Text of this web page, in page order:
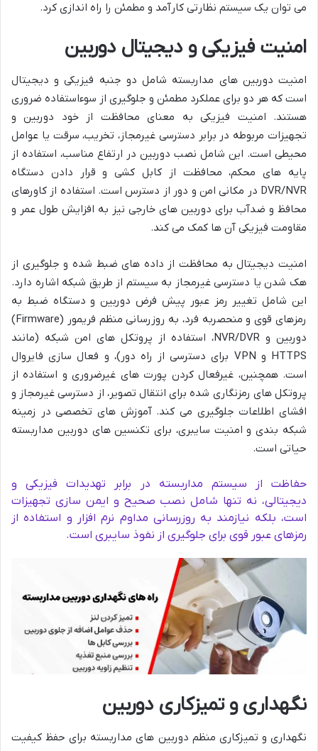
می توان یک سیستم نظارتی کارآمد و مطمئن را راه اندازی کرد.
امنیت فیزیکی و دیجیتال دوربین
امنیت دوربین های مداربسته شامل دو جنبه فیزیکی و دیجیتال
است که هر دو برای عملکرد مطمئن و جلوگیری از سوءاستفاده ضروری
هستند. امنیت فیزیکی به معنای محافظت از خود دوربین و
تجهیزات مربوطه در برابر دسترسی غیرمجاز، تخریب، سرقت یا عوامل
محیطی است. این شامل نصب دوربین در ارتفاع مناسب، استفاده از
پایه های محکم، محافظت از کابل کشی و قرار دادن دستگاه
DVR/NVR در مکانی امن و دور از دسترس است. استفاده از کاورهای
محافظ و ضدآب برای دوربین های خارجی نیز به افزایش طول عمر و
مقاومت فیزیکی آن ها کمک می کند.
امنیت دیجیتال به محافظت از داده های ضبط شده و جلوگیری از
هک شدن یا دسترسی غیرمجاز به سیستم از طریق شبکه اشاره دارد.
این شامل تغییر رمز عبور پیش فرض دوربین و دستگاه ضبط به
رمزهای قوی و منحصربه فرد، به روزرسانی منظم فریمور (Firmware)
دوربین و NVR/DVR، استفاده از پروتکل های امن شبکه (مانند
HTTPS و VPN برای دسترسی از راه دور)، و فعال سازی فایروال
است. همچنین، غیرفعال کردن پورت های غیرضروری و استفاده از
پروتکل های رمزنگاری شده برای انتقال تصویر، از دسترسی غیرمجاز و
افشای اطلاعات جلوگیری می کند. آموزش های تخصصی در زمینه
شبکه بندی و امنیت سایبری، برای تکنسین های دوربین مداربسته
حیاتی است.
حفاظت از سیستم مداربسته در برابر تهدیدات فیزیکی و
دیجیتالی، نه تنها شامل نصب صحیح و ایمن سازی تجهیزات
است، بلکه نیازمند به روزرسانی مداوم نرم افزار و استفاده از
رمزهای عبور قوی برای جلوگیری از نفوذ سایبری است.
نگهداری و تمیزکاری دوربین
نگهداری و تمیزکاری منظم دوربین های مداربسته برای حفظ کیفیت